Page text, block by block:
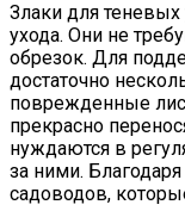
Злаки для
ухода. Они не
обрезок. Для
достаточно
поврежденные
прекрасно
нуждаются в
за ними.
садоводов,